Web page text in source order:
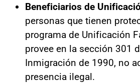
Beneficiarios de
personas que tienen
programa de Unificación
provee en la sección 301
Inmigración de 1990, no
presencia ilegal.